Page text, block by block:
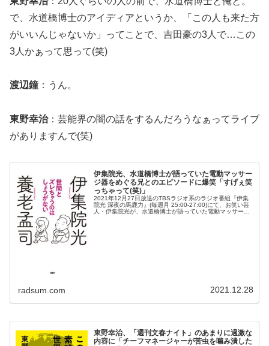
で、水道橋博士のアイディアというか、「この人も来た方
がいいんじゃないか」ってことで、吉田豪の3人で…この
3人かぁって思って(笑)
渡辺鐘：うん。
東野幸治：芸能界の闇の話をするんだろうなぁってライブ
がありますんで(笑)
伊集院光、水道橋博士が語っていた電動マッサー
ジ器をめぐる兄とのエピソードに爆笑「すげぇ笑
っちゃって(笑)」
2021年12月27日放送のTBSラジオ系のラジオ番組『伊集
院光 深夜の馬鹿力』(毎週月 25:00-27:00)にて、お笑い芸
人・伊集院光が、水道橋博士が語っていた電動マッサージ
radsum.com 2021.12.28
東野幸治、「週刊文春ナイト」のあまりに過激な
内容に「チーフマネージャーが苦虫を噛み潰した